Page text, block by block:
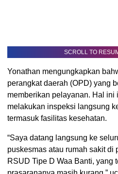
SCROLL TO
Yonathan mengungkapkan
perangkat daerah (OPD) yang
memberikan pelayanan. Hal ini
melakukan inspeksi langsung
termasuk fasilitas kesehatan.
“Saya datang langsung ke
puskesmas atau rumah sakit di
RSUD Tipe D Waa Banti, yang